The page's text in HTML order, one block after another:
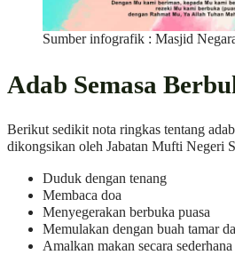
Sumber infografik : Masjid
Adab Semasa
Berikut sedikit nota ringkas tentang
dikongsikan oleh Jabatan Mufti Negeri
Duduk dengan tenang
Membaca doa
Menyegerakan berbuka puasa
Memulakan dengan buah tamar
Amalkan makan secara